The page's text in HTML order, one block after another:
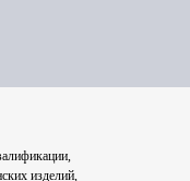
изделий,